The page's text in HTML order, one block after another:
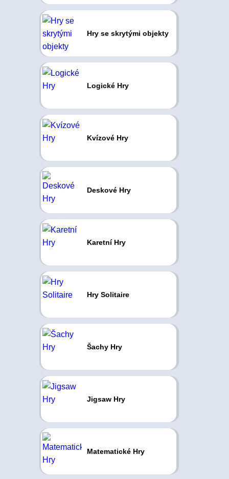
Hry se skrytými objekty
Logické Hry
Kvízové Hry
Deskové Hry
Karetní Hry
Hry Solitaire
Šachy Hry
Jigsaw Hry
Matematické Hry